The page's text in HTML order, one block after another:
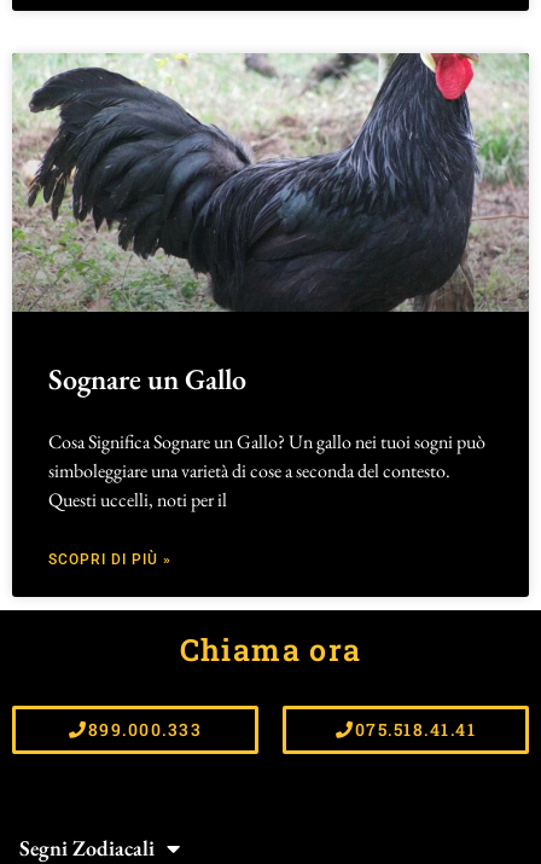
Sognare un Gallo
Cosa Significa Sognare un Gallo? Un gallo nei tuoi sogni può
simboleggiare una varietà di cose a seconda del contesto.
Questi uccelli, noti per il
SCOPRI DI PIÙ »
Chiama ora
899.000.333 075.518.41.41
Segni Zodiacali